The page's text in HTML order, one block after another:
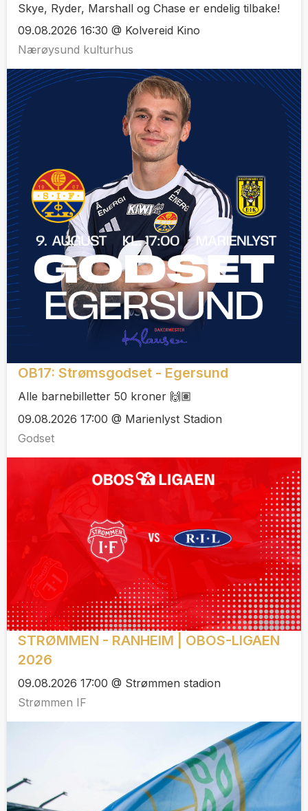
Skye, Ryder, Marshall og Chase er endelig tilbake!
09.08.2026 16:30 @ Kolvereid Kino
Nærøysund kulturhus
OB17: Strømsgodset - Egersund
Alle barnebilletter 50 kroner 🙌🏽
09.08.2026 17:00 @ Marienlyst Stadion
Godset
STRØMMEN - RANHEIM | OBOS-LIGAEN
2026
09.08.2026 17:00 @ Strømmen stadion
Strømmen IF